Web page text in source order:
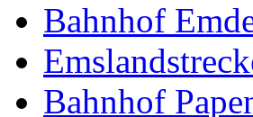
Bahnhof
Bahnhof